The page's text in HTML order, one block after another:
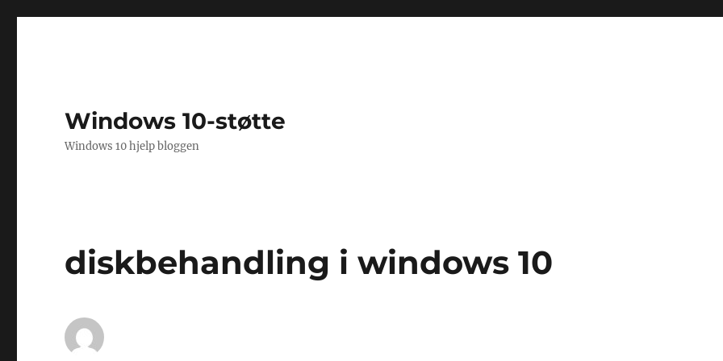
Windows 10-støtte
Windows 10 hjelp bloggen
diskbehandling i windows 10